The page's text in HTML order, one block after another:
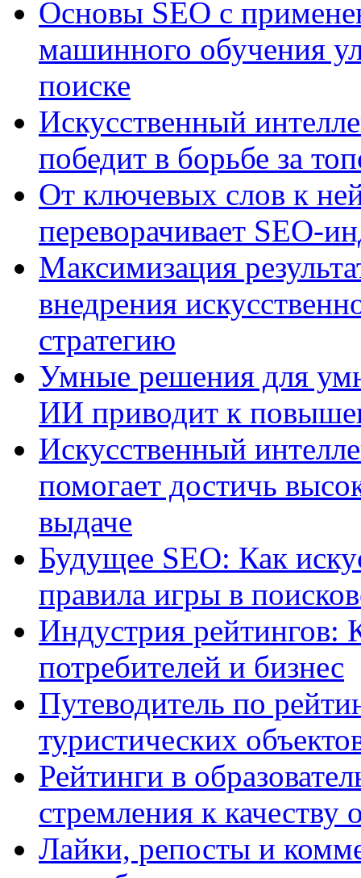
Основы SEO с
машинного обучения
поиске
Искусственный
победит в борьбе за
От ключевых слов к
переворачивает SEO-
Максимизация
внедрения
стратегию
Умные решения для
ИИ приводит к
Искусственный
помогает достичь
выдаче
Будущее SEO: Как
правила игры в
Индустрия рейтингов:
потребителей и бизнес
Путеводитель по
туристических
Рейтинги в
стремления к качеству
Лайки, репосты и